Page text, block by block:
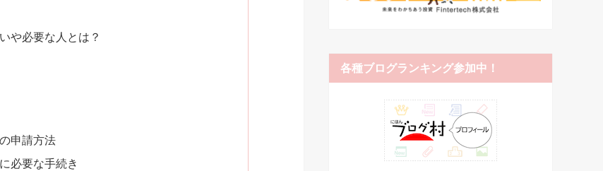
や必要な人とは？
申請方法
必要な手続き
各種ブログランキング参加中！